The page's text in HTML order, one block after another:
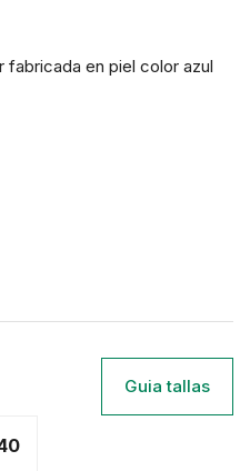
fabricada en piel color azul
Guia tallas